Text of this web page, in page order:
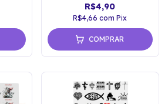
R$4,90
R$4,66com Pix
COMPRAR